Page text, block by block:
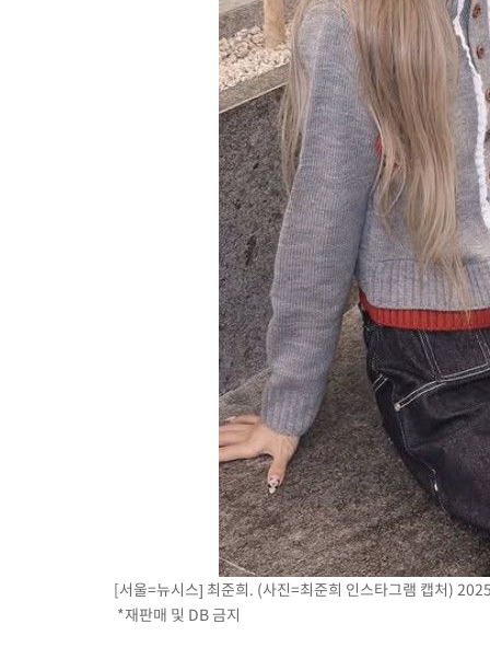
서울 낮 37.9도, 올여름 최고치 경신…영등포 순간 '40도'
[속보]종합특검, 대검 추가 압수수색…내란 중요임무종사 혐의
[속보]코스닥, 800p 회복…0.26% 오른 801.67 마감
[속보]코스피, 301.88포인트(4.58%) 내린 6296.38 마감
[속보]원·달러 환율, 0.7원 내린 1423.8원 마감
"여기 떨어졌다"…다누리, 스페이스X 로켓 달 충돌 흔적 포착
손흥민, 5경기 연속골 실패…LAFC는 승부차기 끝 과달라하라 격파
내일까지 39도 '펄펄'…기상청 "태풍 지나며 폭염 잠시 꺾인다"
[서울=뉴시스] 최준희. (사진=최준희 인스타그램 캡처)
*재판매 및 DB 금지